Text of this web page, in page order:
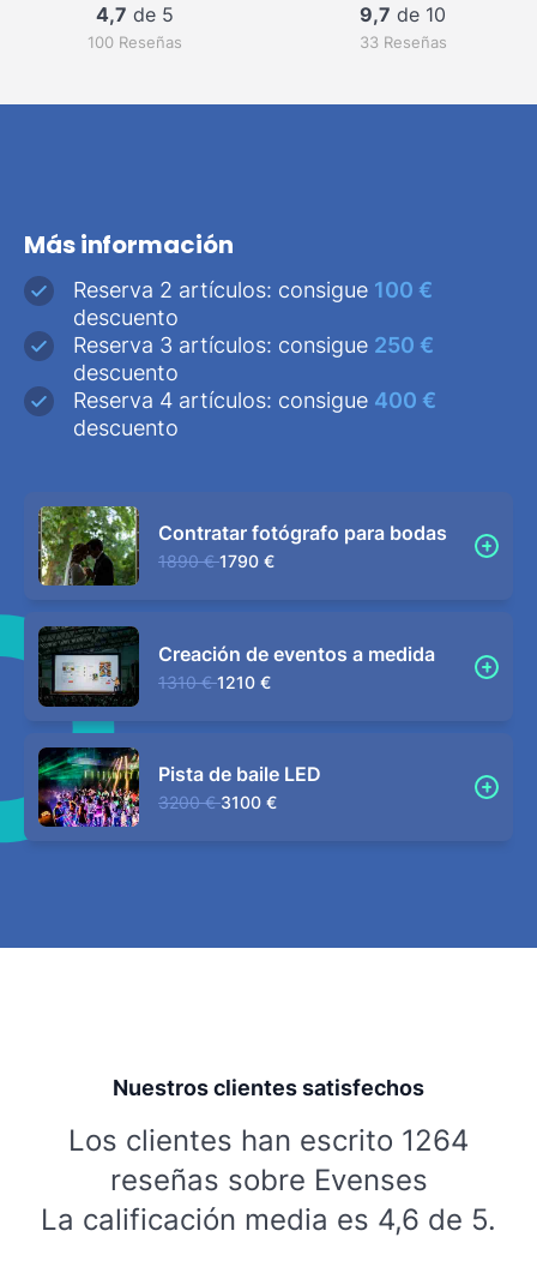
4,7 de 5
100 Reseñas
9,7 de 10
33 Reseñas
Más información
Reserva 2 artículos: consigue 100 €
descuento
Reserva 3 artículos: consigue 250 €
descuento
Reserva 4 artículos: consigue 400 €
descuento
Contratar fotógrafo para bodas
1890 € 1790 €
Creación de eventos a medida
1310 € 1210 €
Pista de baile LED
3200 € 3100 €
Nuestros clientes satisfechos
Los clientes han escrito 1264
reseñas sobre Evenses
La calificación media es 4,6 de 5.